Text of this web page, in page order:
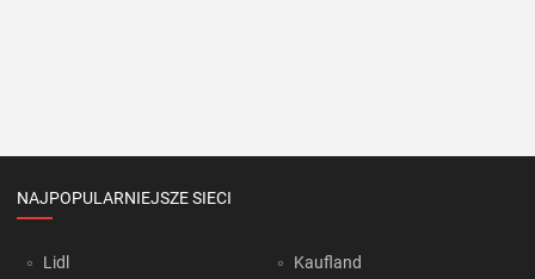
NAJPOPULARNIEJSZE SIECI
Lidl Kaufland